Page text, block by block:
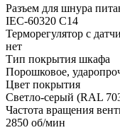
Разъем для шнура
IEC-60320 C14
Терморегулятор с
нет
Тип покрытия шкафа
Порошковое,
Цвет покрытия
Светло-серый (RAL
Частота вращения
2850 об/мин